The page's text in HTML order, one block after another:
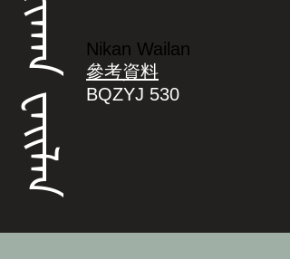
ᠨᡳᡴᠠᠨ ᠸᠠᡳᠯᠠᠨ
Nikan Wailan
參考資料
BQZYJ 530